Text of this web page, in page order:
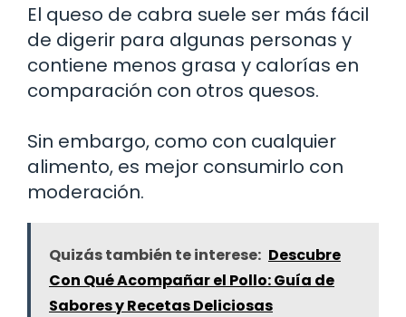
El queso de cabra suele ser más fácil
de digerir para algunas personas y
contiene menos grasa y calorías en
comparación con otros quesos.
Sin embargo, como con cualquier
alimento, es mejor consumirlo con
moderación.
Quizás también te interese: Descubre
Con Qué Acompañar el Pollo: Guía de
Sabores y Recetas Deliciosas